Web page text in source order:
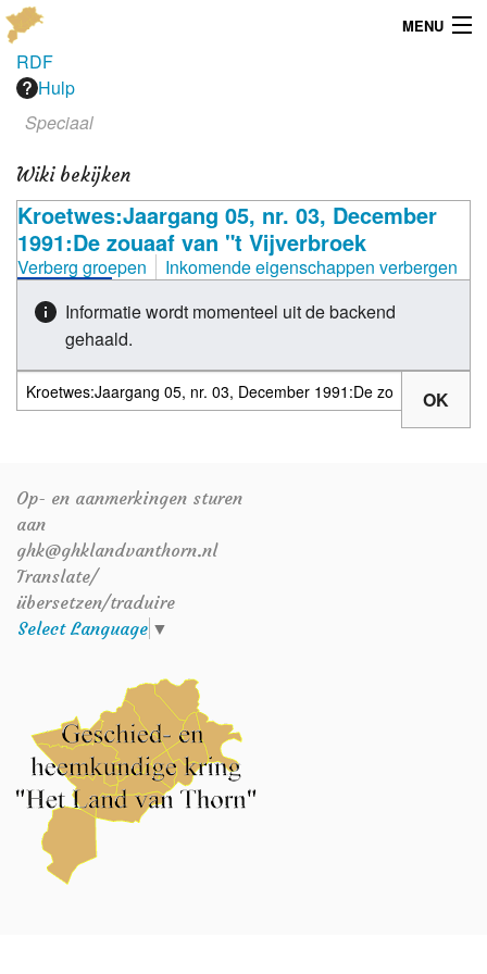
MENU
Menu
Publicaties
Dialect
Locaties
Kaarten
Overig
Verenigingsinfo
RDF
Hulp
Speciaal
Wiki bekijken
Kroetwes:Jaargang 05, nr. 03, December
1991:De zouaaf van "t Vijverbroek
Verberg groepen
Inkomende eigenschappen verbergen
Informatie wordt momenteel uit de backend
gehaald.
Op- en aanmerkingen sturen
aan
ghk@ghklandvanthorn.nl
Translate/
übersetzen/traduire
Select Language ▼